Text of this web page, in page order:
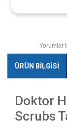
Yorumlar
ÜRÜN BİLGİSİ
Doktor
Scrubs